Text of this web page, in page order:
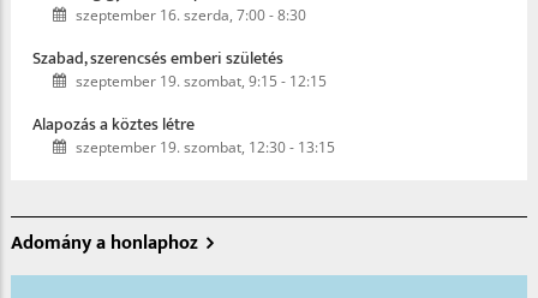
szeptember 16. szerda, 7:00-8:30
Szabad, szerencsés emberi születés
szeptember 19. szombat, 9:15 - 12:15
Alapozás a köztes létre
szeptember 19. szombat, 12:30- 13:15
Adomány a honlaphoz